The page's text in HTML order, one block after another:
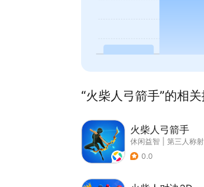
“火柴人弓箭手”的相
火柴人弓箭手
休闲益智 第三人称
0.0